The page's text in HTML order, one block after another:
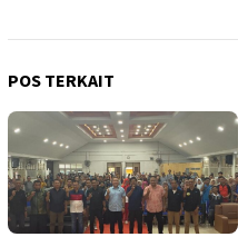
POS TERKAIT